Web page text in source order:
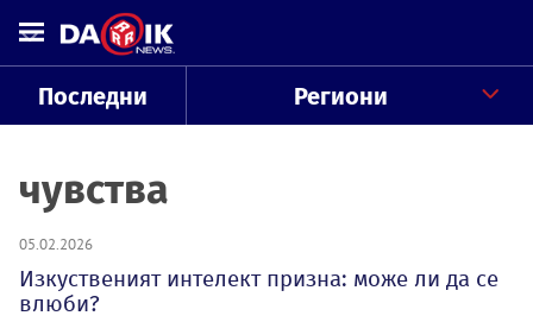
Последни Региони
чувства
05.02.2026
Изкуственият интелект призна: може ли да се
влюби?